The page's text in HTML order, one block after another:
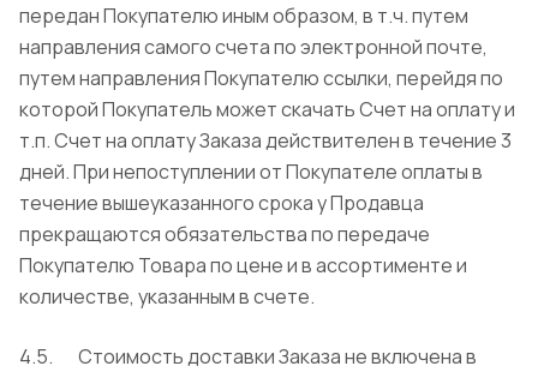
передан Покупателю иным образом, в т.ч. путем
направления самого счета по электронной почте,
путем направления Покупателю ссылки, перейдя по
которой Покупатель может скачать Счет на оплату и
т.п. Счет на оплату Заказа действителен в течение 3
дней. При непоступлении от Покупателе оплаты в
течение вышеуказанного срока у Продавца
прекращаются обязательства по передаче
Покупателю Товара по цене и в ассортименте и
количестве, указанным в счете.
4.5. Стоимость доставки Заказа не включена в